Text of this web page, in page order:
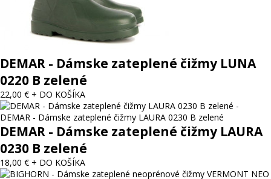
DEMAR - Dámske zateplené čižmy LUNA
0220 B zelené
22,00 € + DO KOŠÍKA
DEMAR - Dámske zateplené čižmy LAURA
0230 B zelené
18,00 € + DO KOŠÍKA